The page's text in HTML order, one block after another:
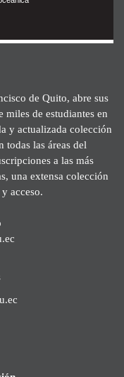
de Quito, abre sus
miles de estudiantes en
y actualizada colección
todas las áreas del
a las más
una extensa colección
acceso.